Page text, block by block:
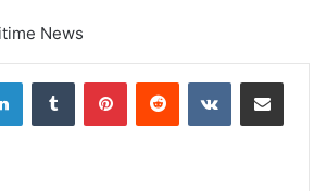
News
LinkedinTumblr PinterestReddit VK Compartilhar via e-mail